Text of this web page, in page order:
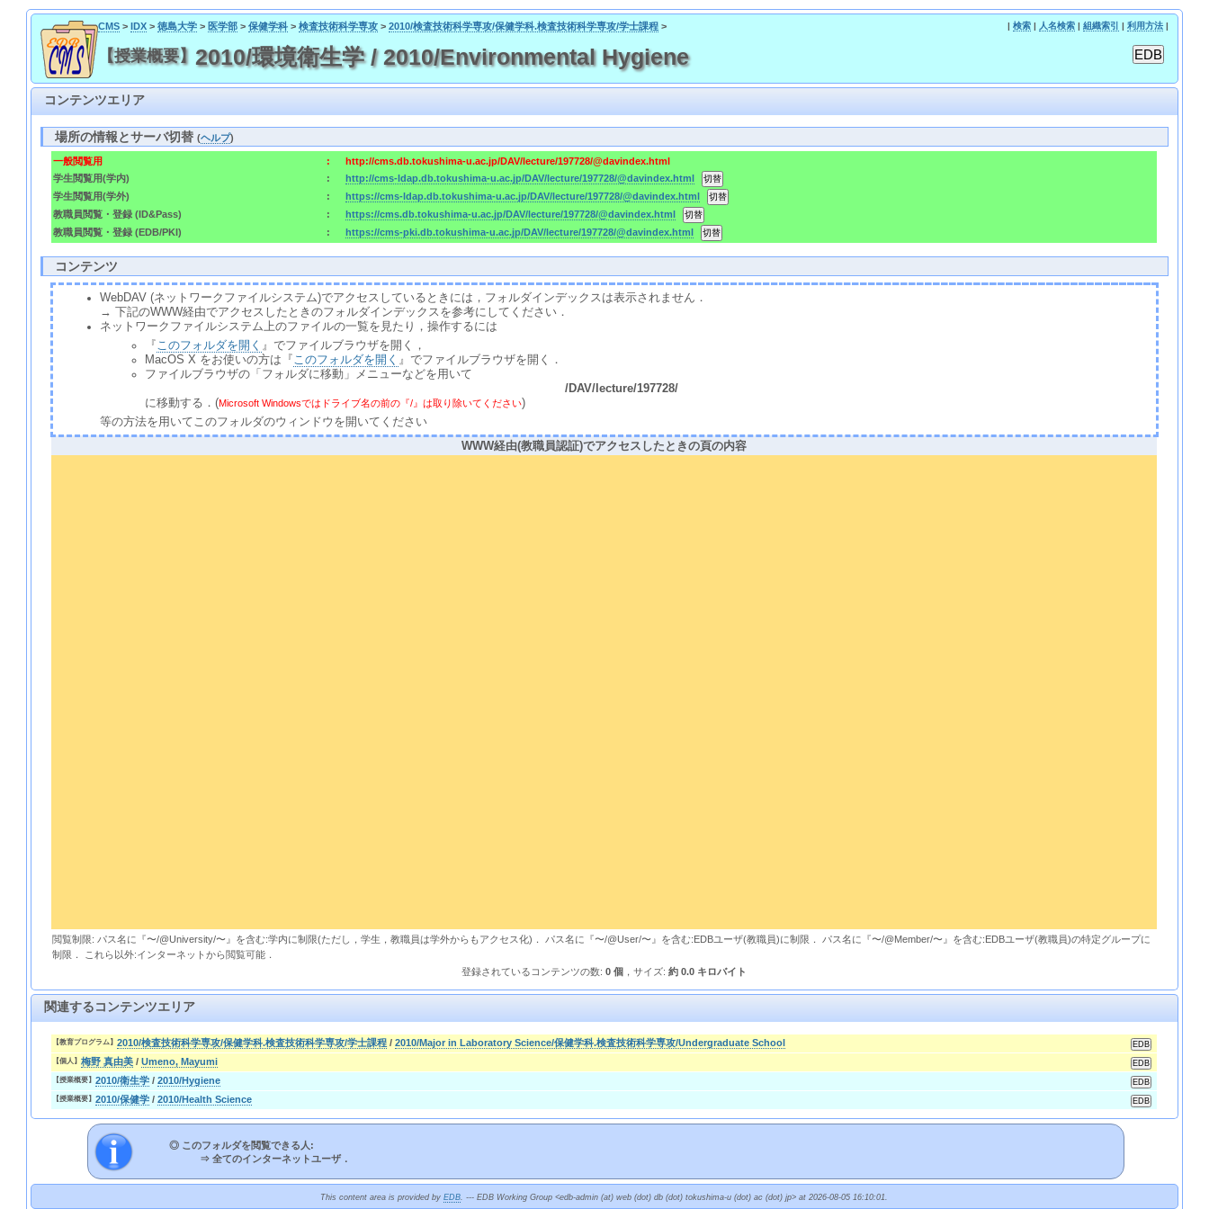
CMS> IDX> 徳島大学> 医学部> 保健学科> 検査技術科学専攻> 2010/検査技術科学専攻/保健学科.検査技術科学専攻/学士課程> | 検索| 人名検索| 組織索引 | 利用方法|
【授業概要】 2010/環境衛生学 / 2010/Environmental Hygiene
コンテンツエリア
場所の情報とサーバ切替(ヘルプ)
一般閲覧用 :
http://cms.db.tokushima-u.ac.jp/DAV/lecture/197728/@davindex.html
学生閲覧用(学内)
:
http://cms-ldap.db.tokushima-u.ac.jp/DAV/lecture/197728/@davindex.html
学生閲覧用(学外)
:
https://cms-ldap.db.tokushima-u.ac.jp/DAV/lecture/197728/@davindex.html
教職員閲覧・登録 (ID&Pass)
:
https://cms.db.tokushima-u.ac.jp/DAV/lecture/197728/@davindex.html
教職員閲覧・登録 (EDB/PKI)
: https://cms-pki.db.tokushima-u.ac.jp/DAV/lecture/197728/@davindex.html
コンテンツ
WebDAV (ネットワークファイルシステム)でアクセスしているときには，フォルダインデックスは表示されません．
→ 下記のWWW経由でアクセスしたときのフォルダインデックスを参考にしてください．
ネットワークファイルシステム上のファイルの一覧を見たり，操作するには
『 このフォルダを開く 』でファイルブラウザを開く，
MacOS X をお使いの方は『 このフォルダを開く 』でファイルブラウザを開く．
ファイルブラウザの「フォルダに移動」メニューなどを用いて
/DAV/lecture/197728/
に移動する．(Microsoft Windowsではドライブ名の前の『/』は取り除いてください)
等の方法を用いてこのフォルダのウィンドウを開いてください
WWW経由(教職員認証)でアクセスしたときの頁の内容
閲覧制限: パス名に『〜/@University/〜』を含む:学内に制限(ただし，学生，教職員は学外からもアクセス化)． パス名に『〜/@User/〜』を含む:EDBユーザ(教職員)に制限． パス名に『〜/@Member/〜』を含む:EDBユーザ(教職員)の特定グループに
制限． これら以外:インターネットから閲覧可能．
登録されているコンテンツの数:0 個 ，サイズ:約 0.0 キロバイト
関連するコンテンツエリア
【教育プログラム】2010/検査技術科学専攻/保健学科.検査技術科学専攻/学士課程 /2010/Major in Laboratory Science/保健学科.検査技術科学専攻/Undergraduate School
【個人】梅野 真由美 /Umeno, Mayumi
【授業概要】2010/衛生学 /2010/Hygiene
【授業概要】2010/保健学 /2010/Health Science
◎ このフォルダを閲覧できる人:
⇒全てのインターネットユーザ．
This content area is provided byEDB. --- EDB Working Group <edb-admin (at) web (dot) db (dot) tokushima-u (dot) ac (dot) jp> at 2026-08-05 16:10:01.